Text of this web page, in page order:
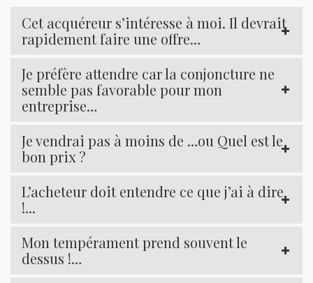
Cet acquéreur s’intéresse à moi. Il devrait
rapidement faire une offre…
Je préfère attendre car la conjoncture ne
semble pas favorable pour mon
entreprise…
Je vendrai pas à moins de …ou Quel est le
bon prix ?
L’acheteur doit entendre ce que j’ai à dire
!...
Mon tempérament prend souvent le
dessus !…